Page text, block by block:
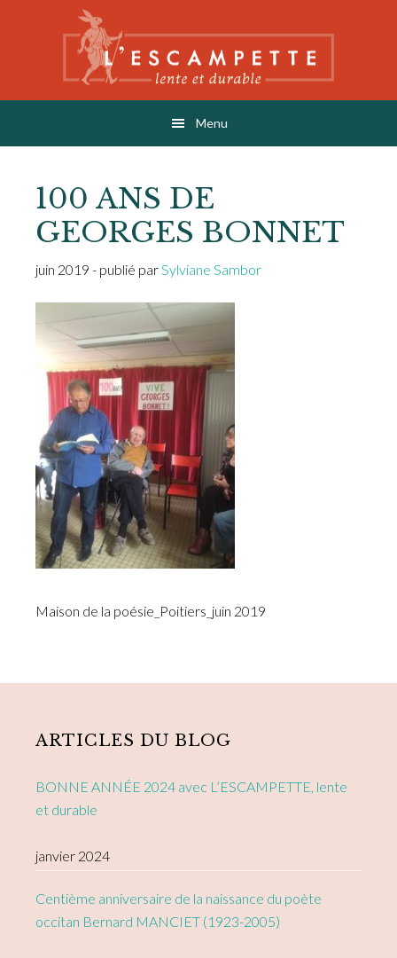
L'ESCAMPETTE
éditions lentes & durables
Menu
100 ANS DE
GEORGES BONNET
juin 2019 - publié parSylviane Sambor
Maison de la poésie_Poitiers_juin 2019
Sidebar
ARTICLES DU BLOG
BONNE ANNÉE 2024 avec L’ESCAMPETTE, lente
et durable
janvier 2024
Centième anniversaire de la naissance du poète
occitan Bernard MANCIET (1923-2005)